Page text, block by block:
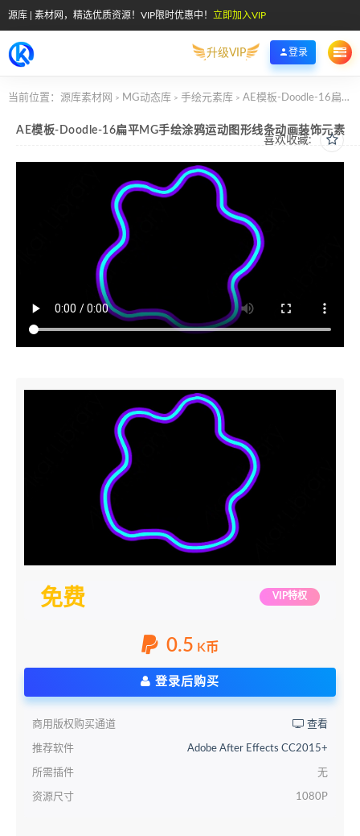
源库 | 素材网，精选优质资源！VIP限时优惠中！ 立即加入VIP
升级VIP 登录
当前位置： 源库素材网 > MG动态库 > 手绘元素库 > AE模板-Doodle-16扁平MG手绘涂鸦运动图形线条动画装饰元素
喜欢收藏:
AE模板-Doodle-16扁平MG手绘涂鸦运动图形线条动画装饰元素
免费 VIP特权
0.5 K币
登录后购买
商用版权购买通道 查看
推荐软件 Adobe After Effects CC2015+
所需插件 无
资源尺寸 1080P